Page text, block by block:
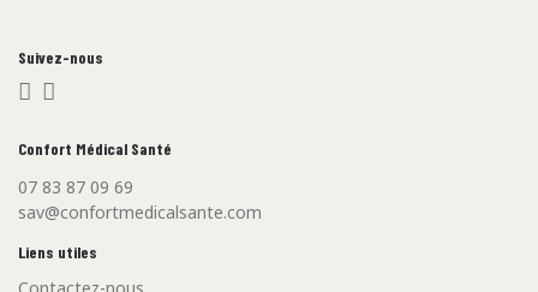
Liens utiles
Confort Médical Santé
07 83 87 09 69
sav@confortmedicalsante.com
Suivez-nous